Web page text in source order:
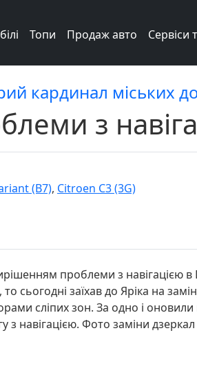
Топи Продаж авто Сервіси
кардинал міських
з
(B7), Citroen C3 (3G)
проблеми з навігацією
сьогодні заїхав до Яріка на
сліпих зон. За одно і
навігацією. Фото заміни